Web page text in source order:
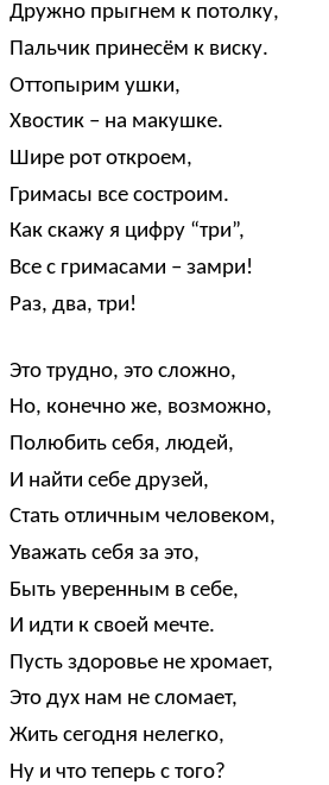
Дружно прыгнем к потолку,
Пальчик принесём к виску.
Оттопырим ушки,
Хвостик – на макушке.
Шире рот откроем,
Гримасы все состроим.
Как скажу я цифру “три”,
Все с гримасами – замри!
Раз, два, три!
Это трудно, это сложно,
Но, конечно же, возможно,
Полюбить себя, людей,
И найти себе друзей,
Стать отличным человеком,
Уважать себя за это,
Быть уверенным в себе,
И идти к своей мечте.
Пусть здоровье не хромает,
Это дух нам не сломает,
Жить сегодня нелегко,
Ну и что теперь с того?